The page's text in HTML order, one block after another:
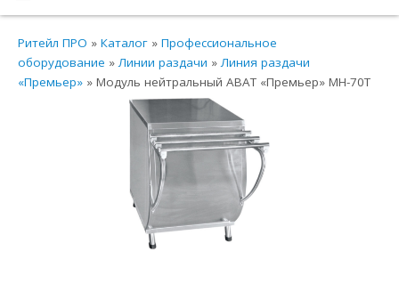
Ритейл ПРО »Каталог »Профессиональное
оборудование »Линии раздачи »Линия раздачи
«Премьер» » Модуль нейтральный ABAT «Премьер» МН-70Т